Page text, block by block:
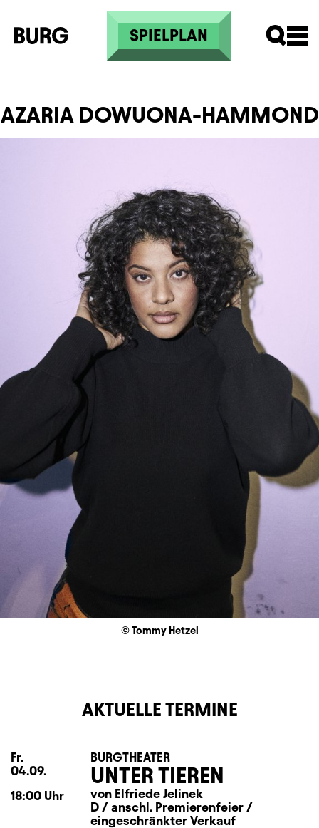
Direkt zum Inhalt
SPIELPLAN
AZARIA DOWUONA-HAMMOND
© Tommy Hetzel
AKTUELLE TERMINE
Fr.
04.09.
18:00 Uhr
BURGTHEATER
UNTER TIEREN
von Elfriede Jelinek
D / anschl. Premierenfeier /
eingeschränkter Verkauf